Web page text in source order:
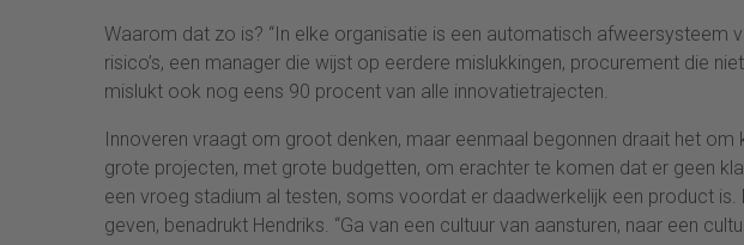
Waarom dat zo is? “In elke organisatie is een automatisch afweersysteem
risico’s, een manager die wijst op eerdere mislukkingen, procurement die
mislukt ook nog eens 90 procent van alle innovatietrajecten.
Innoveren vraagt om groot denken, maar eenmaal begonnen draait het om
grote projecten, met grote budgetten, om erachter te komen dat er geen
een vroeg stadium al testen, soms voordat er daadwerkelijk een product is.
geven, benadrukt Hendriks. “Ga van een cultuur van aansturen, naar een